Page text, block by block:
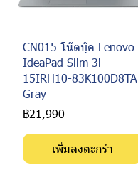
CN015 โน๊ตบุ๊ค Lenovo
IdeaPad Slim 3i
15IRH10-83K100D8TA
Gray
฿21,990
เพิ่มลงตะกร้า